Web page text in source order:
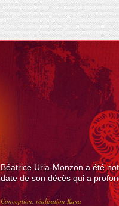
Béatrice Uria-Monzon a été
date de son décès qui a
Conception, réalisation Kaya